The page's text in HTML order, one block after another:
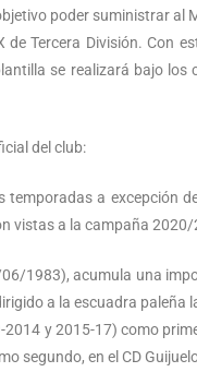
poder suministrar al
Tercera División. Con
se realizará bajo los
del club:
a excepción
vistas a la campaña 2020/
1983), acumula una
a la escuadra paleña
y 2015-17) como
segundo, en el CD